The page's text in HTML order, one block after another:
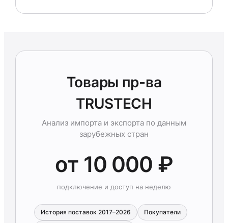
Товары пр-ва
TRUSTECH
Анализ импорта и экспорта по данным
зарубежных стран
от 10 000 ₽
подключение и доступ на неделю
История поставок 2017–2026 Покупатели